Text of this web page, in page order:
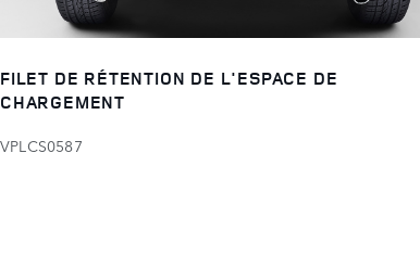
FILET DE RÉTENTION DE L'ESPACE DE
CHARGEMENT
VPLCS0587